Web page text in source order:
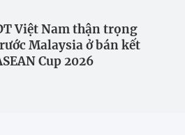
Việt Nam thận trọng
Malaysia ở bán kết
Cup 2026